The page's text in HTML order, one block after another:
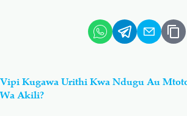
Hadiyth
Aqiydah
Vipi Kugawa Urithi Kwa Ndugu Au
Wa Akili?